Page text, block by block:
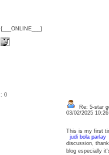
{___ONLINE___}
: 0
Re: 5-star
03/02/2025
This is my first
judi bola parlay
discussion,
blog especially